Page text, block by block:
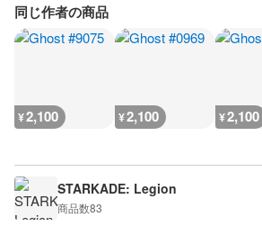
同じ作者の商品
¥2,100 ¥2,100 ¥2,100
STARKADE: Legion
商品数83